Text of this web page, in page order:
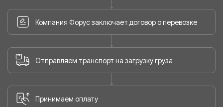
Компания Форус заключает договор о перевозке
Отправляем транспорт на загрузку груза
Принимаем оплату